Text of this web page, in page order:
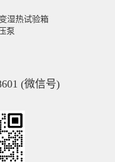
湿热试验箱
泵
(微信号)